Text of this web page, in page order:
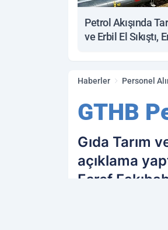
Petrol Akışında
ve Erbil El Sıkıştı,
Haberler Personel
GTHB
Gıda Tarım
açıklama
Eşref